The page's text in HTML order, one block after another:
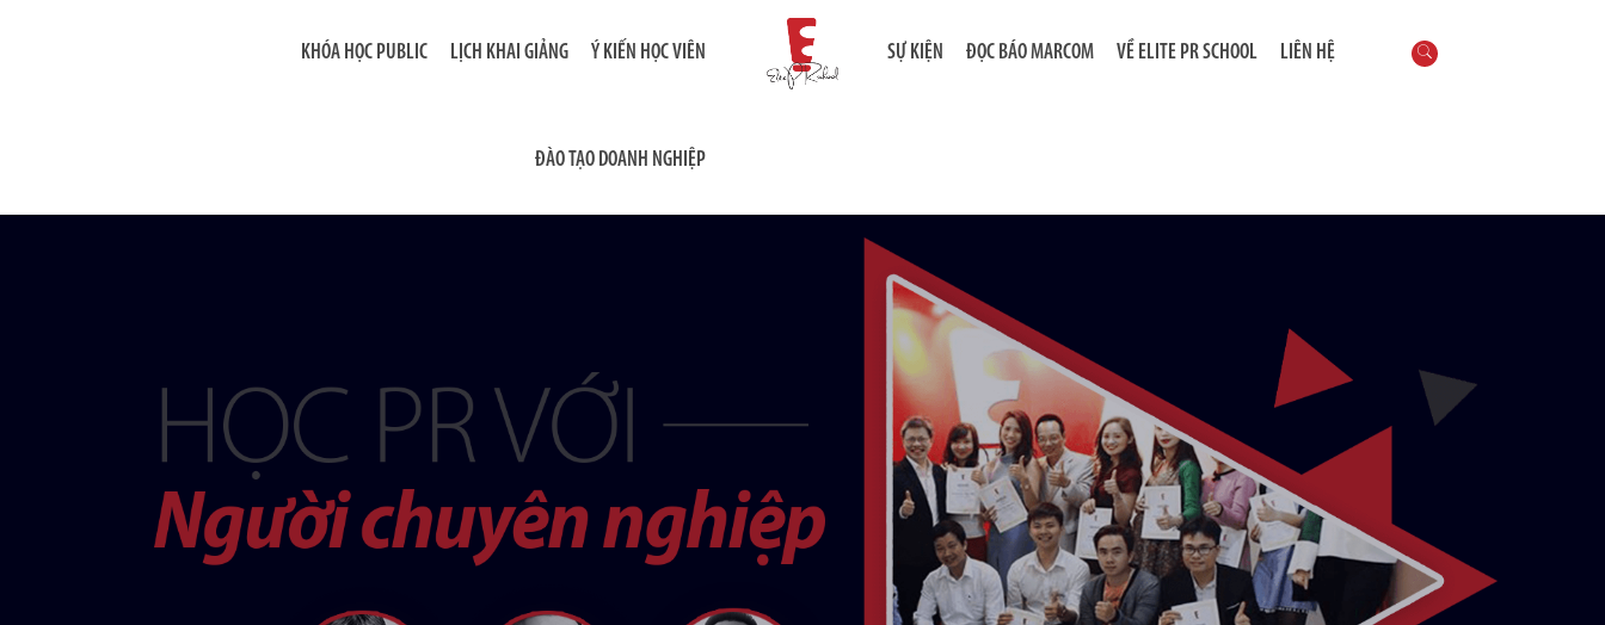
KHÓA HỌC PUBLIC LỊCH KHAI GIẢNG Ý KIẾN HỌC VIÊN
ĐÀO TẠO DOANH NGHIỆP
SỰ KIỆN ĐỌC BÁO MARCOM VỀ ELITE PR SCHOOL LIÊN HỆ